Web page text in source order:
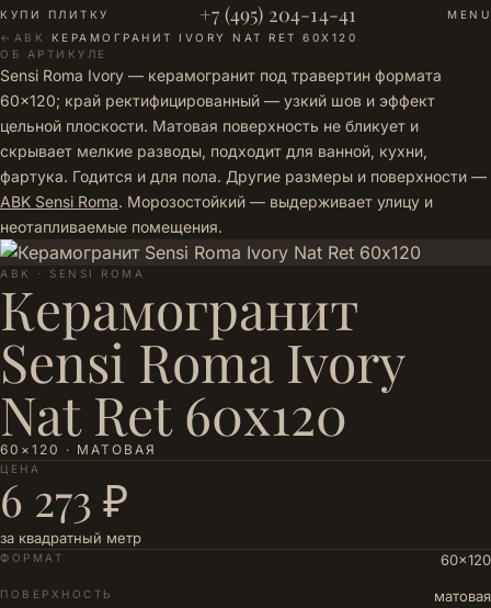
КУПИ ПЛИТКУ +7 (495) 204-14-41
MENU
← ABK · КЕРАМОГРАНИТ IVORY NAT RET 60Х120
ОБ АРТИКУЛЕ
Sensi Roma Ivory — керамогранит под травертин формата
60×120; край ректифицированный — узкий шов и эффект
цельной плоскости. Матовая поверхность не бликует и
скрывает мелкие разводы, подходит для ванной, кухни,
фартука. Годится и для пола. Другие размеры и поверхности —
ABK Sensi Roma. Морозостойкий — выдерживает улицу и
неотапливаемые помещения.
ABK · SENSI ROMA
Керамогранит
Sensi Roma Ivory
Nat Ret 60х120
60×120 · МАТОВАЯ
ЦЕНА
6 273 ₽
за квадратный метр
ФОРМАТ 60×120
ПОВЕРХНОСТЬ матовая